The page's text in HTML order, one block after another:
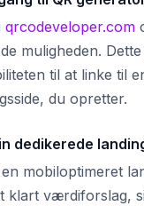
qrcodeveloper.com
muligheden.
til at linke til
du opretter.
dedikerede
mobiloptimeret
klart værdiforslag,